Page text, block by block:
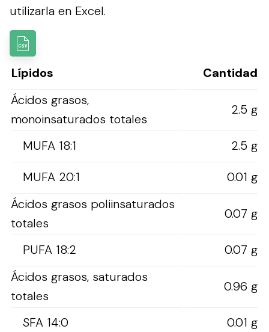
utilizarla en Excel.
Lípidos
Cantidad
Ácidos grasos,
monoinsaturados totales
2.5 g
MUFA 18:1
2.5 g
MUFA 20:1
0.01 g
Ácidos grasos poliinsaturados
totales
0.07 g
PUFA 18:2
0.07 g
Ácidos grasos, saturados
totales
0.96 g
SFA 14:0 0.01 g